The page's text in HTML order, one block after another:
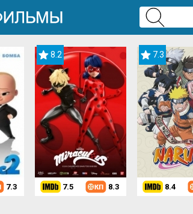
7.3
8.2
7.5 8.3
7.3
8.4